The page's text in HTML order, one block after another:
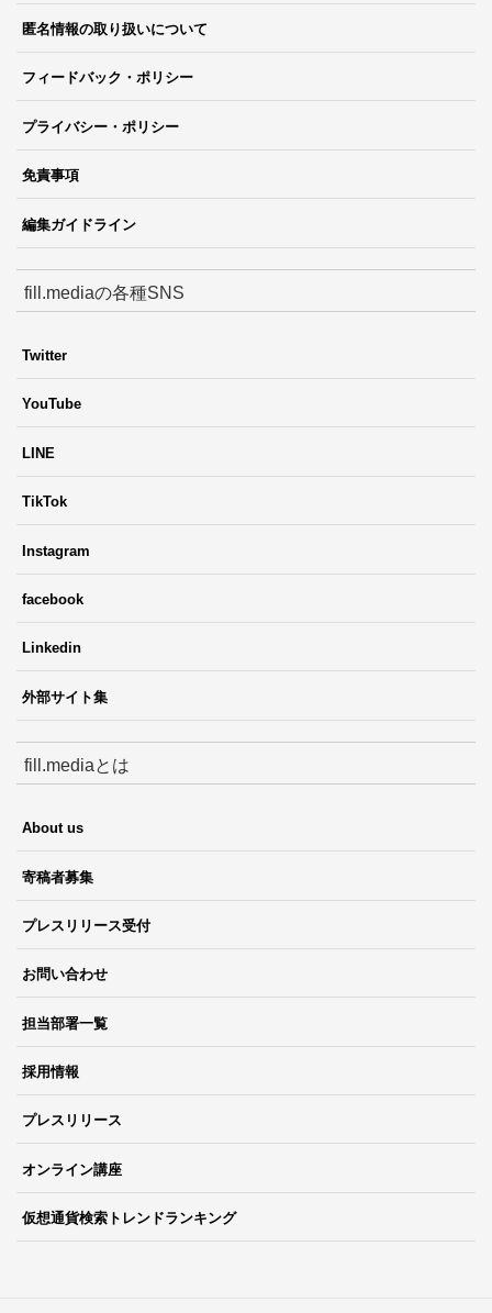
匿名情報の取り扱いについて
フィードバック・ポリシー
プライバシー・ポリシー
免責事項
編集ガイドライン
fill.mediaの各種SNS
Twitter
YouTube
LINE
TikTok
Instagram
facebook
Linkedin
外部サイト集
fill.mediaとは
About us
寄稿者募集
プレスリリース受付
お問い合わせ
担当部署一覧
採用情報
プレスリリース
オンライン講座
仮想通貨検索トレンドランキング